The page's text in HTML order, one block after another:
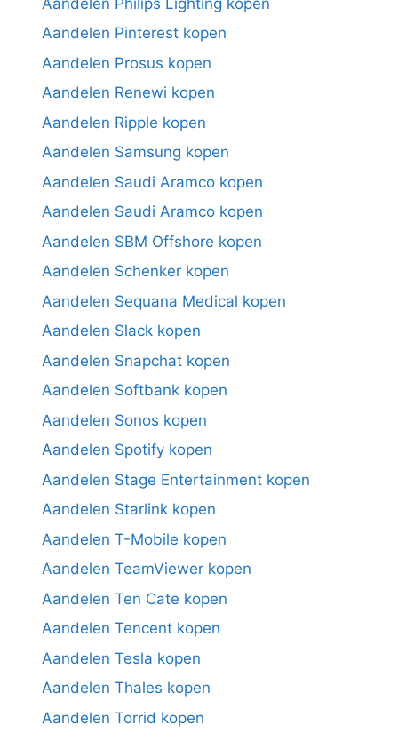
Aandelen Pinterest kopen
Aandelen Prosus kopen
Aandelen Renewi kopen
Aandelen Ripple kopen
Aandelen Samsung kopen
Aandelen Saudi Aramco kopen
Aandelen Saudi Aramco kopen
Aandelen SBM Offshore kopen
Aandelen Schenker kopen
Aandelen Sequana Medical kopen
Aandelen Slack kopen
Aandelen Snapchat kopen
Aandelen Softbank kopen
Aandelen Sonos kopen
Aandelen Spotify kopen
Aandelen Stage Entertainment kopen
Aandelen Starlink kopen
Aandelen T-Mobile kopen
Aandelen TeamViewer kopen
Aandelen Ten Cate kopen
Aandelen Tencent kopen
Aandelen Tesla kopen
Aandelen Thales kopen
Aandelen Torrid kopen